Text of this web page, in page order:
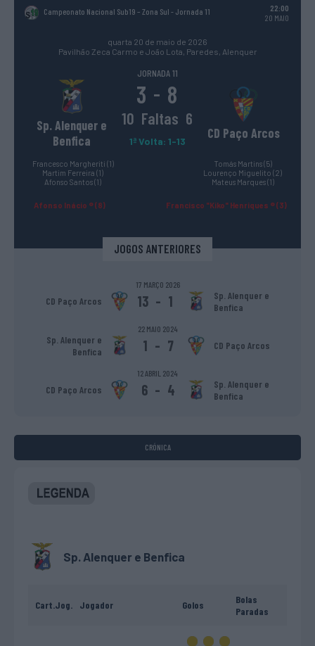
Campeonato Nacional Sub19 – Zona Sul - Jornada 11
22:00
20 MAIO
quarta 20 de maio de 2026
Pavilhão Zeca Carmo e João Lota, Paredes, Alenquer
JORNADA 11
Sp. Alenquer e
Benfica
3 - 8
10 Faltas 6
1ª Volta: 1-13
CD Paço Arcos
Francesco Margheriti (1)
Martim Ferreira (1)
Afonso Santos (1)
Tomás Martins (5)
Lourenço Miguelito (2)
Mateus Marques (1)
Afonso Inácio ® (8) Francisco "Kiko" Henriques ® (3)
JOGOS ANTERIORES
17 MARÇO 2026
CD Paço Arcos 13 - 1
Sp. Alenquer e
Benfica
22 MAIO 2024
Sp. Alenquer e
Benfica
1 - 7 CD Paço Arcos
12 ABRIL 2024
CD Paço Arcos 6 - 4
Sp. Alenquer e
Benfica
CRÓNICA
Sp. Alenquer e Benfica
Cart.Jog. Jogador Golos
Bolas
Paradas